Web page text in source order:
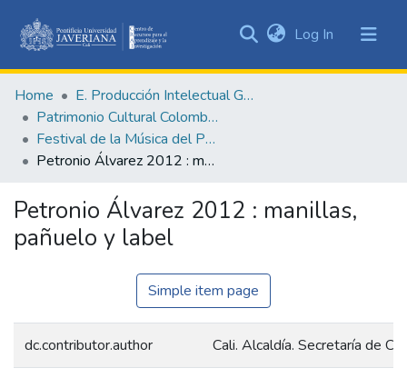
&
Collections
All of DSpace
Log In (current)
Home
E. Producción Intelectual General
Patrimonio Cultural Colombiano
Festival de la Música del Pacífico Petronio Álvarez
Petronio Álvarez 2012 : manillas, pañuelo y label
Petronio Álvarez 2012 : manillas,
pañuelo y label
Simple item page
dc.contributor.author Cali. Alcaldía. Secretaría de